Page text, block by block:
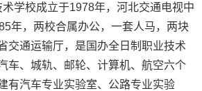
学校成立于1978年，河北交通电视中
年，两校合属办公，一套人马，两块
交通运输厅，是国办全日制职业技术
车、城轨、邮轮、计算机、航空六个
有汽车专业实验室、公路专业实验